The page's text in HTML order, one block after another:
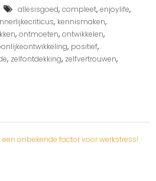
m
o
e
i
n
h
allesisgoed, compleet, enjoylife,
, kennismaken,
, ontmoeten, ontwikkelen,
, positief,
, zelfontdekking, zelfvertrouwen,
onbekende factor voor werkstress!